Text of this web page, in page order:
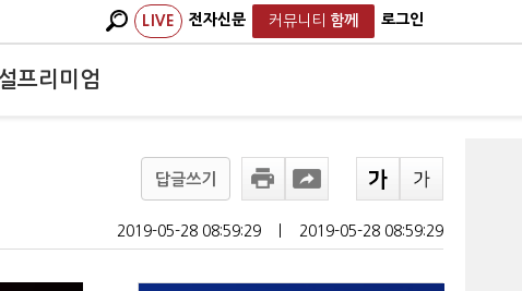
LIVE 전자신문 커뮤니티 함께 로그인
프리미엄
답글쓰기
2019-05-28 08:59:29 2019-05-28 08:59:29